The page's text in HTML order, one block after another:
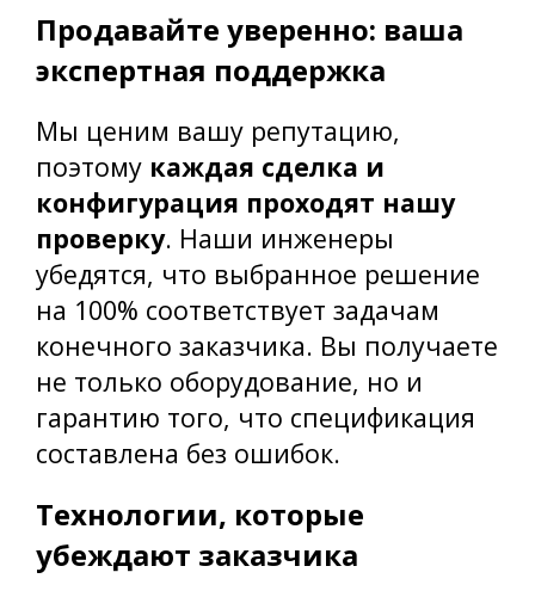
Продавайте уверенно: ваша
экспертная поддержка
Мы ценим вашу репутацию,
поэтому каждая сделка и
конфигурация проходят нашу
проверку. Наши инженеры
убедятся, что выбранное решение
на 100% соответствует задачам
конечного заказчика. Вы получаете
не только оборудование, но и
гарантию того, что спецификация
составлена без ошибок.
Технологии, которые
убеждают заказчика